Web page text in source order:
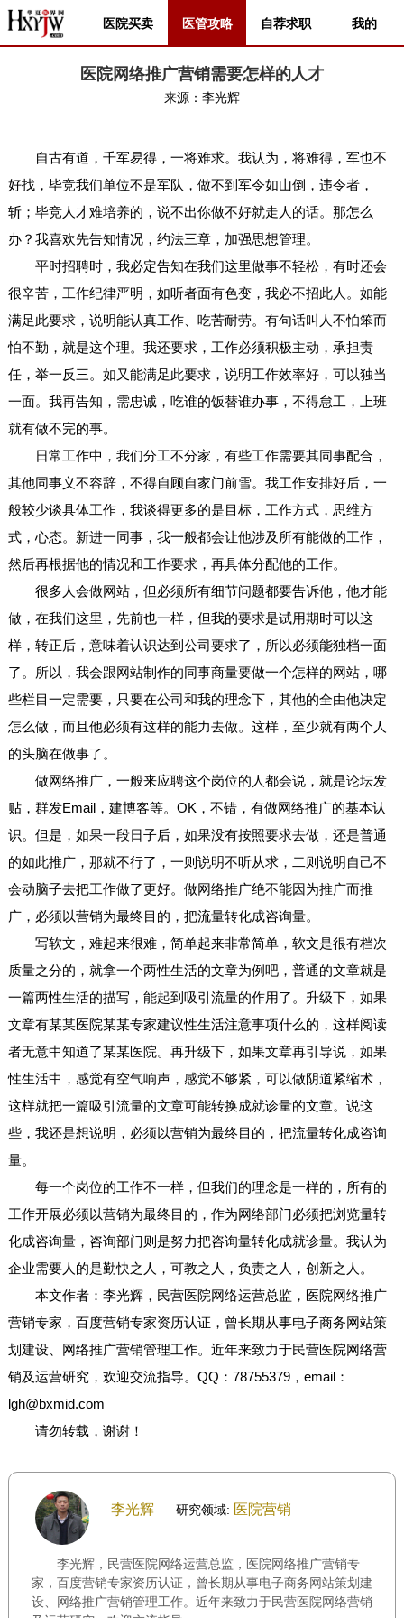
医院买卖 医管攻略 自荐求职 我的
医院网络推广营销需要怎样的人才
来源： 李光辉
自古有道，千军易得，一将难求。我认为，将难得，军也不
好找，毕竞我们单位不是军队，做不到军令如山倒，违令者，
斩；毕竞人才难培养的，说不出你做不好就走人的话。那怎么
办？我喜欢先告知情况，约法三章，加强思想管理。
平时招聘时，我必定告知在我们这里做事不轻松，有时还会
很辛苦，工作纪律严明，如听者面有色变，我必不招此人。如能
满足此要求，说明能认真工作、吃苦耐劳。有句话叫人不怕笨而
怕不勤，就是这个理。我还要求，工作必须积极主动，承担责
任，举一反三。如又能满足此要求，说明工作效率好，可以独当
一面。我再告知，需忠诚，吃谁的饭替谁办事，不得怠工，上班
就有做不完的事。
日常工作中，我们分工不分家，有些工作需要其同事配合，
其他同事义不容辞，不得自顾自家门前雪。我工作安排好后，一
般较少谈具体工作，我谈得更多的是目标，工作方式，思维方
式，心态。新进一同事，我一般都会让他涉及所有能做的工作，
然后再根据他的情况和工作要求，再具体分配他的工作。
很多人会做网站，但必须所有细节问题都要告诉他，他才能
做，在我们这里，先前也一样，但我的要求是试用期时可以这
样，转正后，意味着认识达到公司要求了，所以必须能独档一面
了。所以，我会跟网站制作的同事商量要做一个怎样的网站，哪
些栏目一定需要，只要在公司和我的理念下，其他的全由他决定
怎么做，而且他必须有这样的能力去做。这样，至少就有两个人
的头脑在做事了。
做网络推广，一般来应聘这个岗位的人都会说，就是论坛发
贴，群发Email，建博客等。OK，不错，有做网络推广的基本认
识。但是，如果一段日子后，如果没有按照要求去做，还是普通
的如此推广，那就不行了，一则说明不听从求，二则说明自己不
会动脑子去把工作做了更好。做网络推广绝不能因为推广而推
广，必须以营销为最终目的，把流量转化成咨询量。
写软文，难起来很难，简单起来非常简单，软文是很有档次
质量之分的，就拿一个两性生活的文章为例吧，普通的文章就是
一篇两性生活的描写，能起到吸引流量的作用了。升级下，如果
文章有某某医院某某专家建议性生活注意事项什么的，这样阅读
者无意中知道了某某医院。再升级下，如果文章再引导说，如果
性生活中，感觉有空气响声，感觉不够紧，可以做阴道紧缩术，
这样就把一篇吸引流量的文章可能转换成就诊量的文章。说这
些，我还是想说明，必须以营销为最终目的，把流量转化成咨询
量。
每一个岗位的工作不一样，但我们的理念是一样的，所有的
工作开展必须以营销为最终目的，作为网络部门必须把浏览量转
化成咨询量，咨询部门则是努力把咨询量转化成就诊量。我认为
企业需要人的是勤快之人，可教之人，负责之人，创新之人。
本文作者：李光辉，民营医院网络运营总监，医院网络推广
营销专家，百度营销专家资历认证，曾长期从事电子商务网站策
划建设、网络推广营销管理工作。近年来致力于民营医院网络营
销及运营研究，欢迎交流指导。QQ：78755379，email：
lgh@bxmid.com
请勿转载，谢谢！
李光辉 研究领域: 医院营销
李光辉，民营医院网络运营总监，医院网络推广营销专
家，百度营销专家资历认证，曾长期从事电子商务网站策划建
设、网络推广营销管理工作。近年来致力于民营医院网络营销